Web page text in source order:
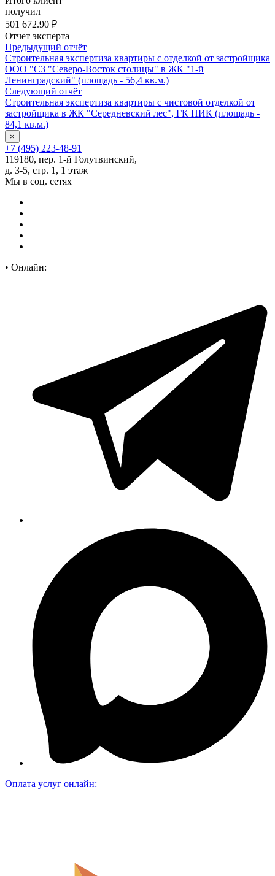
получил
501 672.90 ₽
Отчет эксперта
Предыдущий отчёт
Строительная экспертиза квартиры с отделкой от застройщика
ООО "СЗ "Северо-Восток столицы" в ЖК "1-й
Ленинградский" (площадь - 56,4 кв.м.)
Следующий отчёт
Строительная экспертиза квартиры с чистовой отделкой от
застройщика в ЖК "Середневский лес", ГК ПИК (площадь -
84,1 кв.м.)
×
+7 (495) 223-48-91
119180, пер. 1-й Голутвинский,
д. 3-5, стр. 1, 1 этаж
Мы в соц. сетях
• Онлайн:
Оплата услуг онлайн: